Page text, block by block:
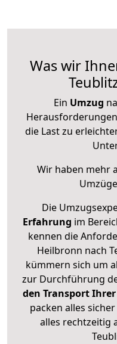
Was wir
Ein Umzug
die Last zu
Wir haben mehr
Die
Erfahrung im
kennen die
Heilbronn nach
kümmern sich um
zur Durchführung
den Transport
packen alles
alles rechtzeitig